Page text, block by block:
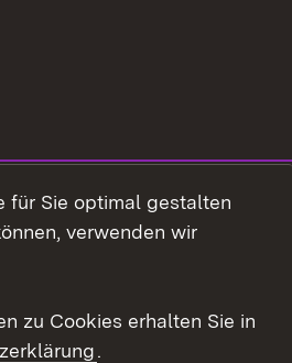
für Sie optimal gestalten
verwenden wir
zu Cookies erhalten Sie in
.